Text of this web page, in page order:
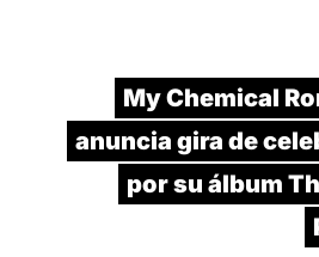
My Chemical
anuncia gira de
por su álbum